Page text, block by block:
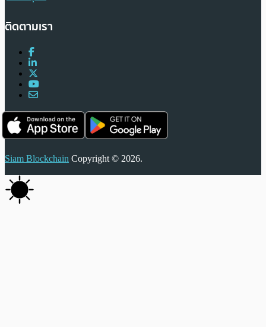
ติดตามเรา
Siam Blockchain Copyright © 2026.